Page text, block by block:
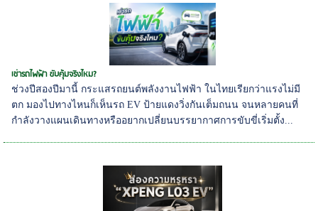
เช่ารถไฟฟ้า ขับคุ้มจริงไหม?
ช่วงปีสองปีมานี้ กระแสรถยนต์พลังงานไฟฟ้า ในไทยเรียกว่าแรงไม่มี
ตก มองไปทางไหนก็เห็นรถ EV ป้ายแดงวิ่งกันเต็มถนน จนหลายคนที่
กำลังวางแผนเดินทางหรืออยากเปลี่ยนบรรยากาศการขับขี่เริ่มตั้ง...